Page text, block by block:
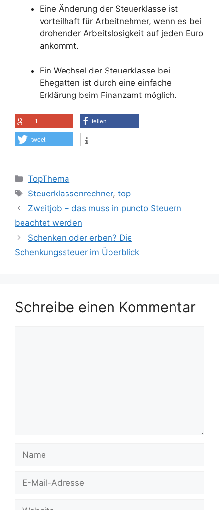
Eine Änderung der Steuerklasse ist
vorteilhaft für Arbeitnehmer, wenn es bei
drohender Arbeitslosigkeit auf jeden Euro
ankommt.
Ein Wechsel der Steuerklasse bei
Ehegatten ist durch eine einfache
Erklärung beim Finanzamt möglich.
+1 teilen
tweet
Kategorien
TopThema
Schlagwörter
Steuerklassenrechner,top
Zweitjob – das muss in puncto Steuern
beachtet werden
Schenken oder erben? Die
Schenkungssteuer im Überblick
Schreibe einen Kommentar
Name
Website